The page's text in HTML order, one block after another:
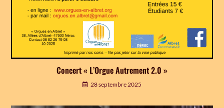
Concert « L’Orgue Autrement 2.0 »
28 septembre 2025